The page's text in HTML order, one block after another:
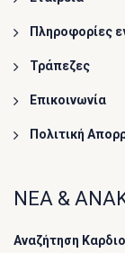
Πληροφορίες
Τράπεζες
Επικοινωνία
Πολιτική
ΝΕΑ &
Αναζήτηση